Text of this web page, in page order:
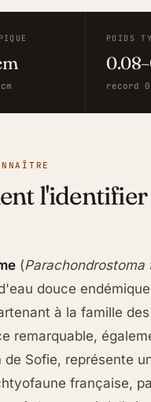
POIDS
record
(Parachondrostoma
douce
à la famille
remarquable,
de Sofie, représente
française,